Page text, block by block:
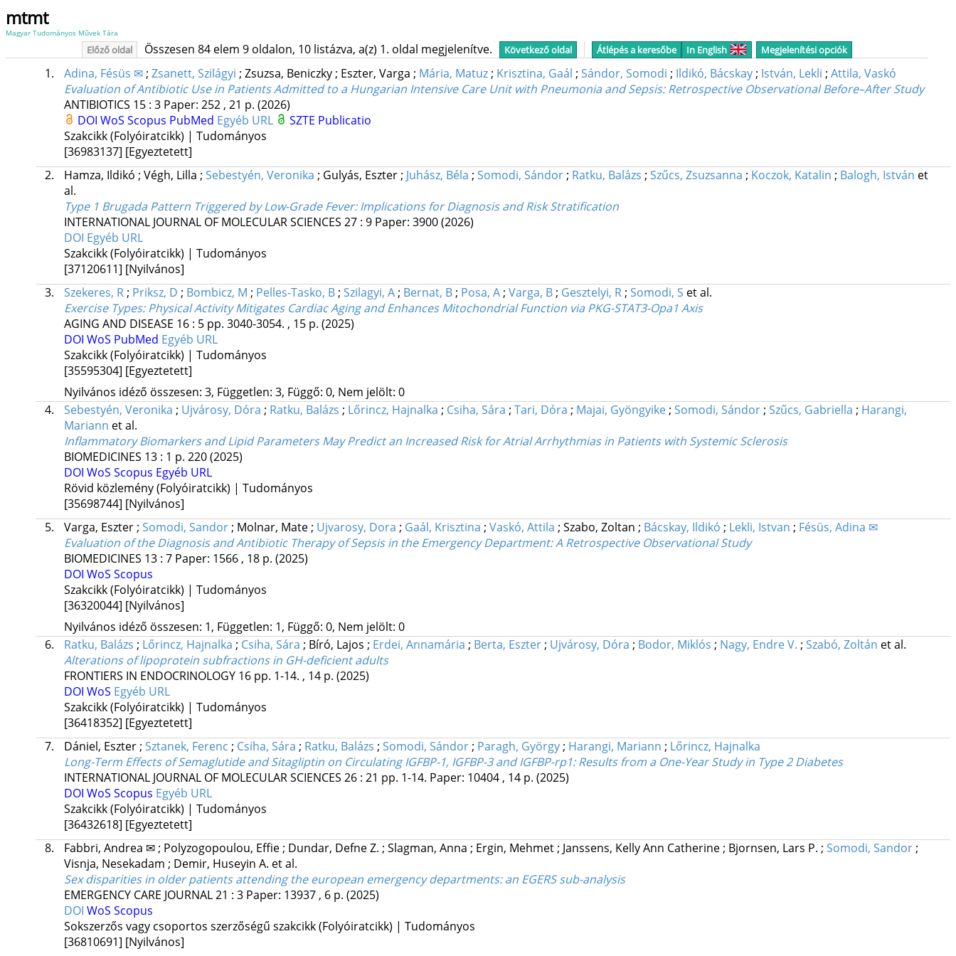
mtmt
Magyar Tudományos Művek Tára
Előző oldal Összesen 84 elem 9 oldalon, 10 listázva, a(z) 1. oldal megjelenítve. Következő oldal Átlépés a keresőbe In English Megjelenítési opciók
1. Adina, Fésüs ✉; Zsanett, Szilágyi ; Zsuzsa, Beniczky; Eszter, Varga ; Mária, Matuz; Krisztina, Gaál ; Sándor, Somodi ; Ildikó, Bácskay; István, Lekli ; Attila, Vaskó
Evaluation of Antibiotic Use in Patients Admitted to a Hungarian Intensive Care Unit with Pneumonia and Sepsis: Retrospective Observational Before–After Study
ANTIBIOTICS 15: 3 Paper: 252 , 21 p. (2026)
DOI WoS Scopus PubMed Egyéb URL
SZTE Publicatio
Szakcikk (Folyóiratcikk) | Tudományos
[36983137] [Egyeztetett]
2.
Hamza, Ildikó ; Végh, Lilla ; Sebestyén, Veronika ; Gulyás, Eszter; Juhász, Béla ; Somodi, Sándor; Ratku, Balázs ; Szűcs, Zsuzsanna ; Koczok, Katalin ; Balogh, István et
al.
Type 1 Brugada Pattern Triggered by Low-Grade Fever: Implications for Diagnosis and Risk Stratification
INTERNATIONAL JOURNAL OF MOLECULAR SCIENCES 27: 9 Paper: 3900(2026)
DOI Egyéb URL
Szakcikk (Folyóiratcikk) | Tudományos
[37120611] [Nyilvános]
3.
Szekeres, R; Priksz, D ; Bombicz, M ; Pelles-Tasko, B; Szilagyi, A; Bernat, B; Posa, A; Varga, B; Gesztelyi, R; Somodi, S et al.
Exercise Types: Physical Activity Mitigates Cardiac Aging and Enhances Mitochondrial Function via PKG-STAT3-Opa1 Axis
AGING AND DISEASE 16: 5 pp. 3040-3054. , 15 p. (2025)
DOI WoS PubMed Egyéb URL
Szakcikk (Folyóiratcikk) | Tudományos
[35595304] [Egyeztetett]
Nyilvános idéző összesen: 3, Független: 3, Függő: 0, Nem jelölt: 0
4.
Sebestyén, Veronika ; Ujvárosy, Dóra ; Ratku, Balázs ; Lőrincz, Hajnalka ; Csiha, Sára ; Tari, Dóra ; Majai, Gyöngyike; Somodi, Sándor; Szűcs, Gabriella ; Harangi,
Mariann et al.
Inflammatory Biomarkers and Lipid Parameters May Predict an Increased Risk for Atrial Arrhythmias in Patients with Systemic Sclerosis
BIOMEDICINES 13: 1 p. 220(2025)
DOI WoS Scopus Egyéb URL
Rövid közlemény (Folyóiratcikk) | Tudományos
[35698744] [Nyilvános]
5.
Varga, Eszter; Somodi, Sandor; Molnar, Mate; Ujvarosy, Dora ; Gaál, Krisztina ; Vaskó, Attila ; Szabo, Zoltan ; Bácskay, Ildikó ; Lekli, Istvan ; Fésüs, Adina ✉
Evaluation of the Diagnosis and Antibiotic Therapy of Sepsis in the Emergency Department: A Retrospective Observational Study
BIOMEDICINES 13: 7 Paper: 1566 , 18 p. (2025)
DOI WoS Scopus
Szakcikk (Folyóiratcikk) | Tudományos
[36320044] [Nyilvános]
Nyilvános idéző összesen: 1, Független: 1, Függő: 0, Nem jelölt: 0
6.
Ratku, Balázs ; Lőrincz, Hajnalka ; Csiha, Sára ; Bíró, Lajos ; Erdei, Annamária ; Berta, Eszter; Ujvárosy, Dóra ; Bodor, Miklós ; Nagy, Endre V. ; Szabó, Zoltán et al.
Alterations of lipoprotein subfractions in GH-deficient adults
FRONTIERS IN ENDOCRINOLOGY 16 pp. 1-14. , 14 p. (2025)
DOI WoS Egyéb URL
Szakcikk (Folyóiratcikk) | Tudományos
[36418352] [Egyeztetett]
7.
Dániel, Eszter; Sztanek, Ferenc ; Csiha, Sára ; Ratku, Balázs ; Somodi, Sándor; Paragh, György; Harangi, Mariann ; Lőrincz, Hajnalka
Long-Term Effects of Semaglutide and Sitagliptin on Circulating IGFBP-1, IGFBP-3 and IGFBP-rp1: Results from a One-Year Study in Type 2 Diabetes
INTERNATIONAL JOURNAL OF MOLECULAR SCIENCES 26: 21 pp. 1-14. Paper: 10404 , 14 p. (2025)
DOI WoS Scopus Egyéb URL
Szakcikk (Folyóiratcikk) | Tudományos
[36432618] [Egyeztetett]
8.
Fabbri, Andrea ✉; Polyzogopoulou, Effie; Dundar, Defne Z. ; Slagman, Anna ; Ergin, Mehmet; Janssens, Kelly Ann Catherine; Bjornsen, Lars P. ; Somodi, Sandor;
Visnja, Nesekadam ; Demir, Huseyin A. et al.
Sex disparities in older patients attending the european emergency departments: an EGERS sub-analysis
EMERGENCY CARE JOURNAL21 : 3 Paper: 13937 , 6 p. (2025)
DOI WoS Scopus
Sokszerzős vagy csoportos szerzőségű szakcikk (Folyóiratcikk) | Tudományos
[36810691] [Nyilvános]